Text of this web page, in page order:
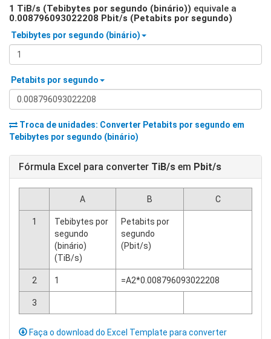
1 TiB/s (Tebibytes por segundo (binário)) equivale a
0.008796093022208 Pbit/s (Petabits por segundo)
Tebibytes por segundo (binário)
Petabits por segundo
Troca de unidades: Converter Petabits por segundo em
Tebibytes por segundo (binário)
Fórmula Excel para converter TiB/s em Pbit/s
A B C
1
Tebibytes por
segundo
(binário)
(TiB/s)
Petabits por
segundo
(Pbit/s)
2 1 =A2*0.008796093022208
3
Faça o download do Excel Template para converter